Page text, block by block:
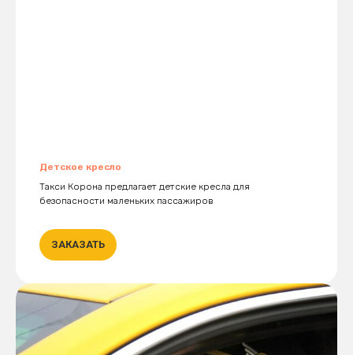
Детское кресло
Такси Корона предлагает детские кресла для
безопасности маленьких пассажиров
ЗАКАЗАТЬ